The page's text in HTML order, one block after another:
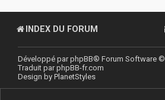
INDEX DU FORUM
Développé parphpBB® Forum Software
Traduit parphpBB-fr.com
Design by PlanetStyles